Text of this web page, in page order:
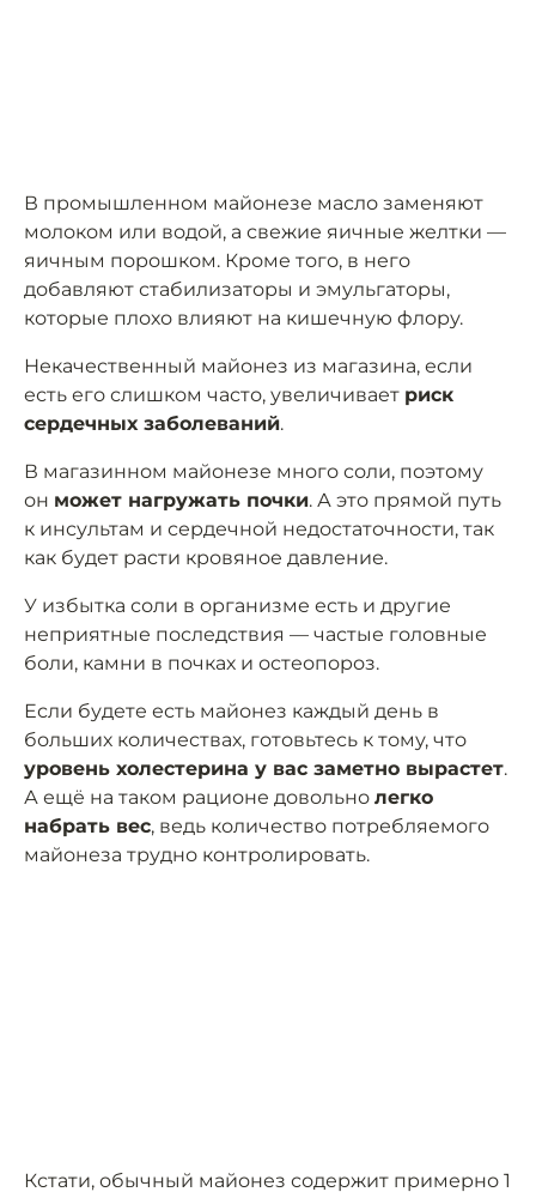
В промышленном майонезе масло заменяют
молоком или водой, а свежие яичные желтки —
яичным порошком. Кроме того, в него
добавляют стабилизаторы и эмульгаторы,
которые плохо влияют на кишечную флору.
Некачественный майонез из магазина, если
есть его слишком часто, увеличивает риск
сердечных заболеваний.
В магазинном майонезе много соли, поэтому
он может нагружать почки. А это прямой путь
к инсультам и сердечной недостаточности, так
как будет расти кровяное давление.
У избытка соли в организме есть и другие
неприятные последствия — частые головные
боли, камни в почках и остеопороз.
Если будете есть майонез каждый день в
больших количествах, готовьтесь к тому, что
уровень холестерина у вас заметно вырастет.
А ещё на таком рационе довольно легко
набрать вес, ведь количество потребляемого
майонеза трудно контролировать.
Кстати, обычный майонез содержит примерно 1